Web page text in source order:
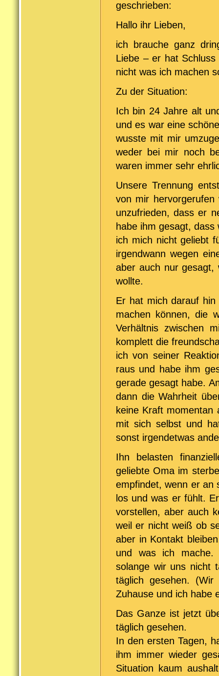
geschrieben:
Hallo ihr Lieben,
ich brauche ganz
Liebe – er hat
nicht was ich machen
Zu der Situation:
Ich bin 24 Jahre alt
und es war eine
wusste mit mir
weder bei mir noch
waren immer sehr
Unsere Trennung
von mir
unzufrieden, dass er
habe ihm gesagt,
ich mich nicht geliebt
irgendwann wegen
aber auch nur gesagt,
wollte.
Er hat mich darauf
machen können, die
Verhältnis zwischen
komplett die
ich von seiner
raus und habe ihm
gerade gesagt habe.
dann die Wahrheit
keine Kraft momentan
mit sich selbst und
sonst irgendetwas
Ihn belasten
geliebte Oma im
empfindet, wenn er an
los und was er fühlt.
vorstellen, aber auch
weil er nicht weiß ob
aber in Kontakt
und was ich mache.
solange wir uns nicht
täglich gesehen.
Zuhause und ich habe
Das Ganze ist jetzt
täglich gesehen.
In den ersten Tagen,
ihm immer wieder
Situation kaum